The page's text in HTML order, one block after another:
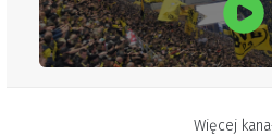
Więcej